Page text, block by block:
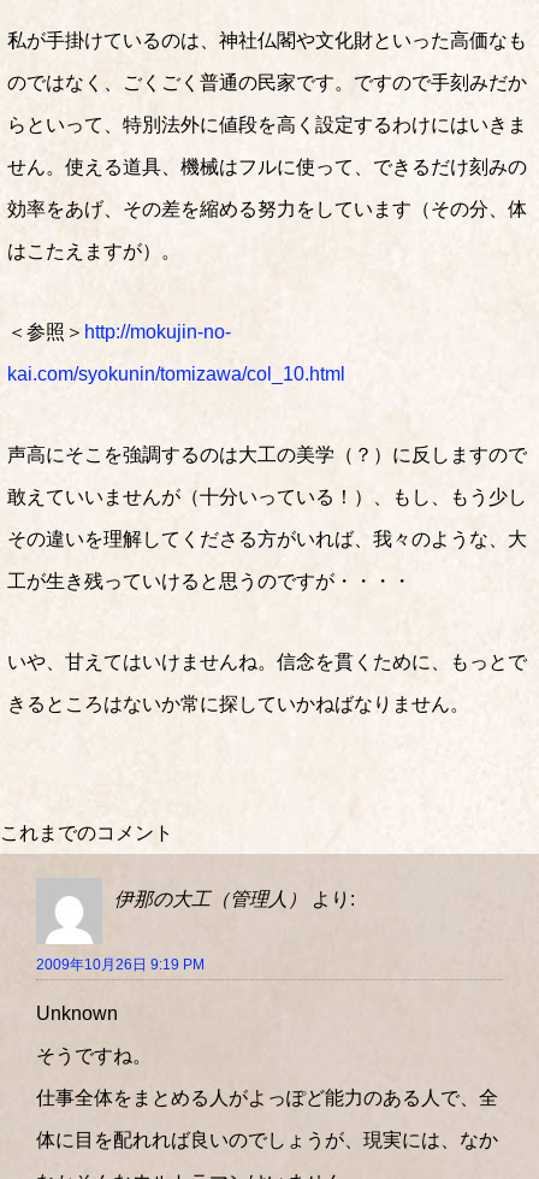
私が手掛けているのは、神社仏閣や文化財といった高価なも
のではなく、ごくごく普通の民家です。ですので手刻みだか
らといって、特別法外に値段を高く設定するわけにはいきま
せん。使える道具、機械はフルに使って、できるだけ刻みの
効率をあげ、その差を縮める努力をしています（その分、体
はこたえますが）。
＜参照＞ http://mokujin-no-
kai.com/syokunin/tomizawa/col_10.html
声高にそこを強調するのは大工の美学（？）に反しますので
敢えていいませんが（十分いっている！）、もし、もう少し
その違いを理解してくださる方がいれば、我々のような、大
工が生き残っていけると思うのですが・・・・
いや、甘えてはいけませんね。信念を貫くために、もっとで
きるところはないか常に探していかねばなりません。
これまでのコメント
伊那の大工（管理人） より:
2009年10月26日 9:19 PM
Unknown
そうですね。
仕事全体をまとめる人がよっぽど能力のある人で、全
体に目を配れれば良いのでしょうが、現実には、なか